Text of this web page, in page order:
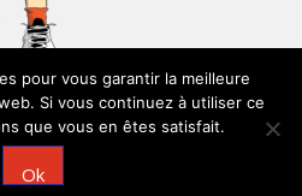
Clutch Time
| Theme:
pour vous garantir la meilleure
Si vous continuez à utiliser ce
que vous en êtes satisfait.
Ok